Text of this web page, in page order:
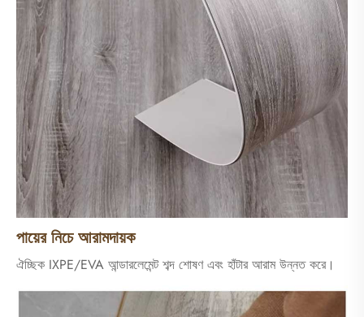
পায়ের নিচে আরামদায়ক
ঐচ্ছিক IXPE/EVA আন্ডারলেমেন্ট শব্দ শোষণ এবং হাঁটার আরাম উন্নত করে।